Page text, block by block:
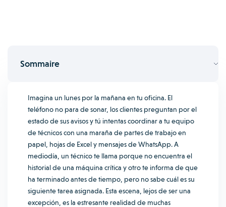
Sommaire
Imagina un lunes por la mañana en tu oficina. El
teléfono no para de sonar, los clientes preguntan por el
estado de sus avisos y tú intentas coordinar a tu equipo
de técnicos con una maraña de partes de trabajo en
papel, hojas de Excel y mensajes de WhatsApp. A
mediodía, un técnico te llama porque no encuentra el
historial de una máquina crítica y otro te informa de que
ha terminado antes de tiempo, pero no sabe cuál es su
siguiente tarea asignada. Esta escena, lejos de ser una
excepción, es la estresante realidad de muchas